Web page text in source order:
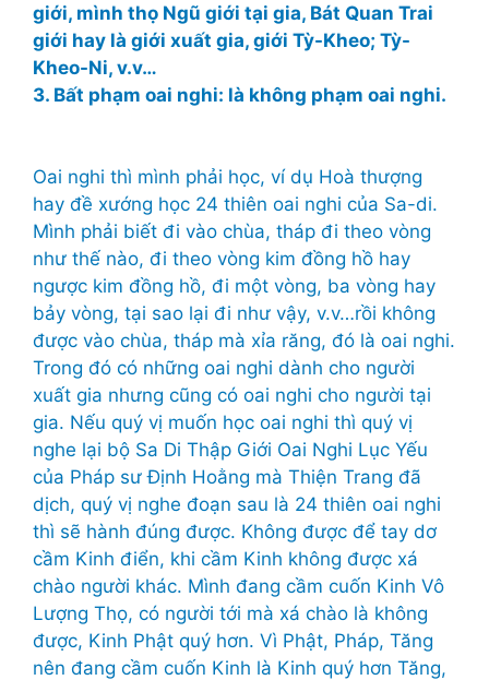
giới, mình thọ Ngũ giới tại gia, Bát Quan Trai
giới hay là giới xuất gia, giới Tỳ-Kheo; Tỳ-
Kheo-Ni, v.v…
3. Bất phạm oai nghi: là không phạm oai nghi.
Oai nghi thì mình phải học, ví dụ Hoà thượng
hay đề xướng học 24 thiên oai nghi của Sa-di.
Mình phải biết đi vào chùa, tháp đi theo vòng
như thế nào, đi theo vòng kim đồng hồ hay
ngược kim đồng hồ, đi một vòng, ba vòng hay
bảy vòng, tại sao lại đi như vậy, v.v…rồi không
được vào chùa, tháp mà xỉa răng, đó là oai nghi.
Trong đó có những oai nghi dành cho người
xuất gia nhưng cũng có oai nghi cho người tại
gia. Nếu quý vị muốn học oai nghi thì quý vị
nghe lại bộ Sa Di Thập Giới Oai Nghi Lục Yếu
của Pháp sư Định Hoằng mà Thiện Trang đã
dịch, quý vị nghe đoạn sau là 24 thiên oai nghi
thì sẽ hành đúng được. Không được để tay dơ
cầm Kinh điển, khi cầm Kinh không được xá
chào người khác. Mình đang cầm cuốn Kinh Vô
Lượng Thọ, có người tới mà xá chào là không
được, Kinh Phật quý hơn. Vì Phật, Pháp, Tăng
nên đang cầm cuốn Kinh là Kinh quý hơn Tăng,